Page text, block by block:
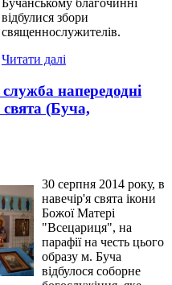
відбулися збори
священнослужителів.
Читати далі
напередодні
свята (Буча,
30 серпня 2014 року, в
навечір'я свята ікони
Божої Матері
"Всецариця", на
парафії на честь цього
образу м. Буча
відбулося соборне